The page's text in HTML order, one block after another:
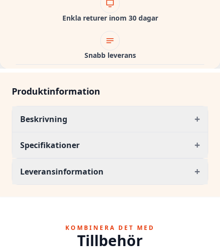
Enkla returer inom 30 dagar
Snabb leverans
Produktinformation
Beskrivning +
Specifikationer +
Leveransinformation +
KOMBINERA DET MED
Tillbehör